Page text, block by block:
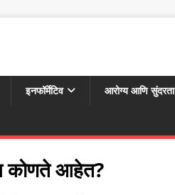
इनफॉर्मेटिव आरोग्य आणि सुंदरता
कोणते आहेत?